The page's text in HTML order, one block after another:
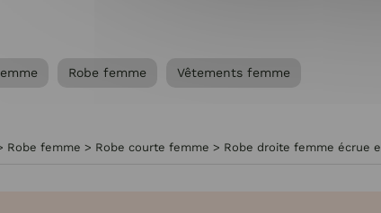
Robe femme Vêtements femme
Robe femme > Robe courte femme > Robe droite femme écrue